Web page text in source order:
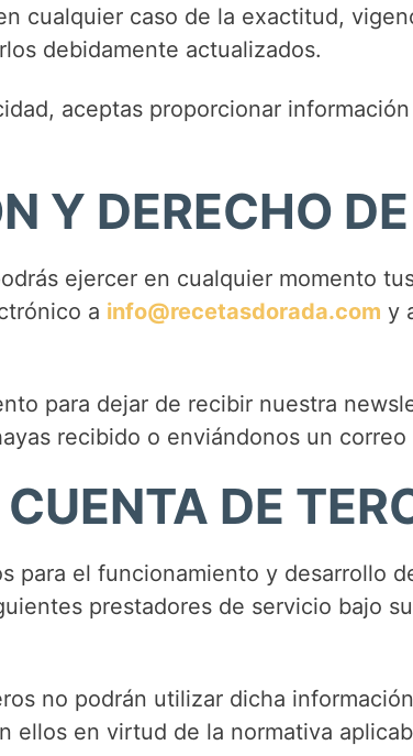
cualquier caso de la exactitud,
debidamente actualizados.
aceptas proporcionar
Y DERECHO
ejercer en cualquier momento
a info@recetasdorada.com y
para dejar de recibir nuestra
recibido o enviándonos un correo
DE
para el funcionamiento y desarrollo
prestadores de servicio bajo
no podrán utilizar dicha
ellos en virtud de la normativa